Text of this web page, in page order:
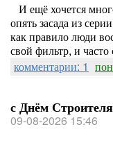
И ещё хочется
опять засада из
как правило люди
свой фильтр, и часто
комментарии: 1
с Днём
09-08-2026 15:46